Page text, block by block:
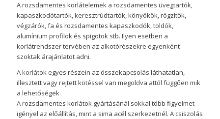
A rozsdamentes korlátelemek a rozsdamentes üvegtartók,
kapaszkodótartók, keresztrúdtartók, könyökök, rögzítők,
végzárók, fa és rozsdamentes kapaszkodók, toldók,
alumínium profilok és spigotok stb. Ilyen esetben a
korlátrendszer tervében az alkotórészekre egyenként
szoktak árajánlatot adni.
Akorlátok egyes részein az összekapcsolás láthatatlan,
illesztett vagy rejtett kötéssel van megoldva attól függően mik
a lehetőségek.
A rozsdamentes korlátok gyártásánál sokkal több figyelmet
igényel az előállítás, mint a sima acél szerkezetnél. A csiszolás